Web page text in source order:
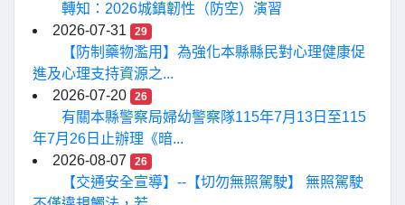
轉知：2026城鎮韌性（防空）演習
2026-07-31
29
【防制藥物濫用】為強化本縣縣民對心理健康促
進及心理支持資源之...
2026-07-20
26
有關本縣警察局婦幼警察隊115年7月13日至115
年7月26日止辦理《暗...
2026-08-07
26
【交通安全宣導】--【切勿無照駕駛】 無照駕駛